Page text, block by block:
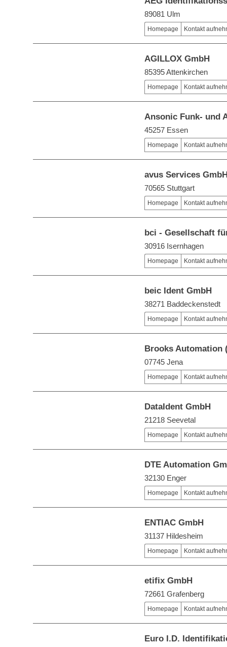
89081 Ulm
Homepage Kontakt
AGILLOX GmbH
85395 Attenkirchen
Homepage Kontakt
Ansonic Funk- und
45257 Essen
Homepage Kontakt
avus Services
70565 Stuttgart
Homepage Kontakt
bci - Gesellschaft
30916 Isernhagen
Homepage Kontakt
beic Ident GmbH
38271 Baddeckenstedt
Homepage Kontakt
Brooks Automation
07745 Jena
Homepage Kontakt
DataIdent GmbH
21218 Seevetal
Homepage Kontakt
DTE Automation
32130 Enger
Homepage Kontakt
ENTIAC GmbH
31137 Hildesheim
Homepage Kontakt
etifix GmbH
72661 Grafenberg
Homepage Kontakt
Euro I.D.